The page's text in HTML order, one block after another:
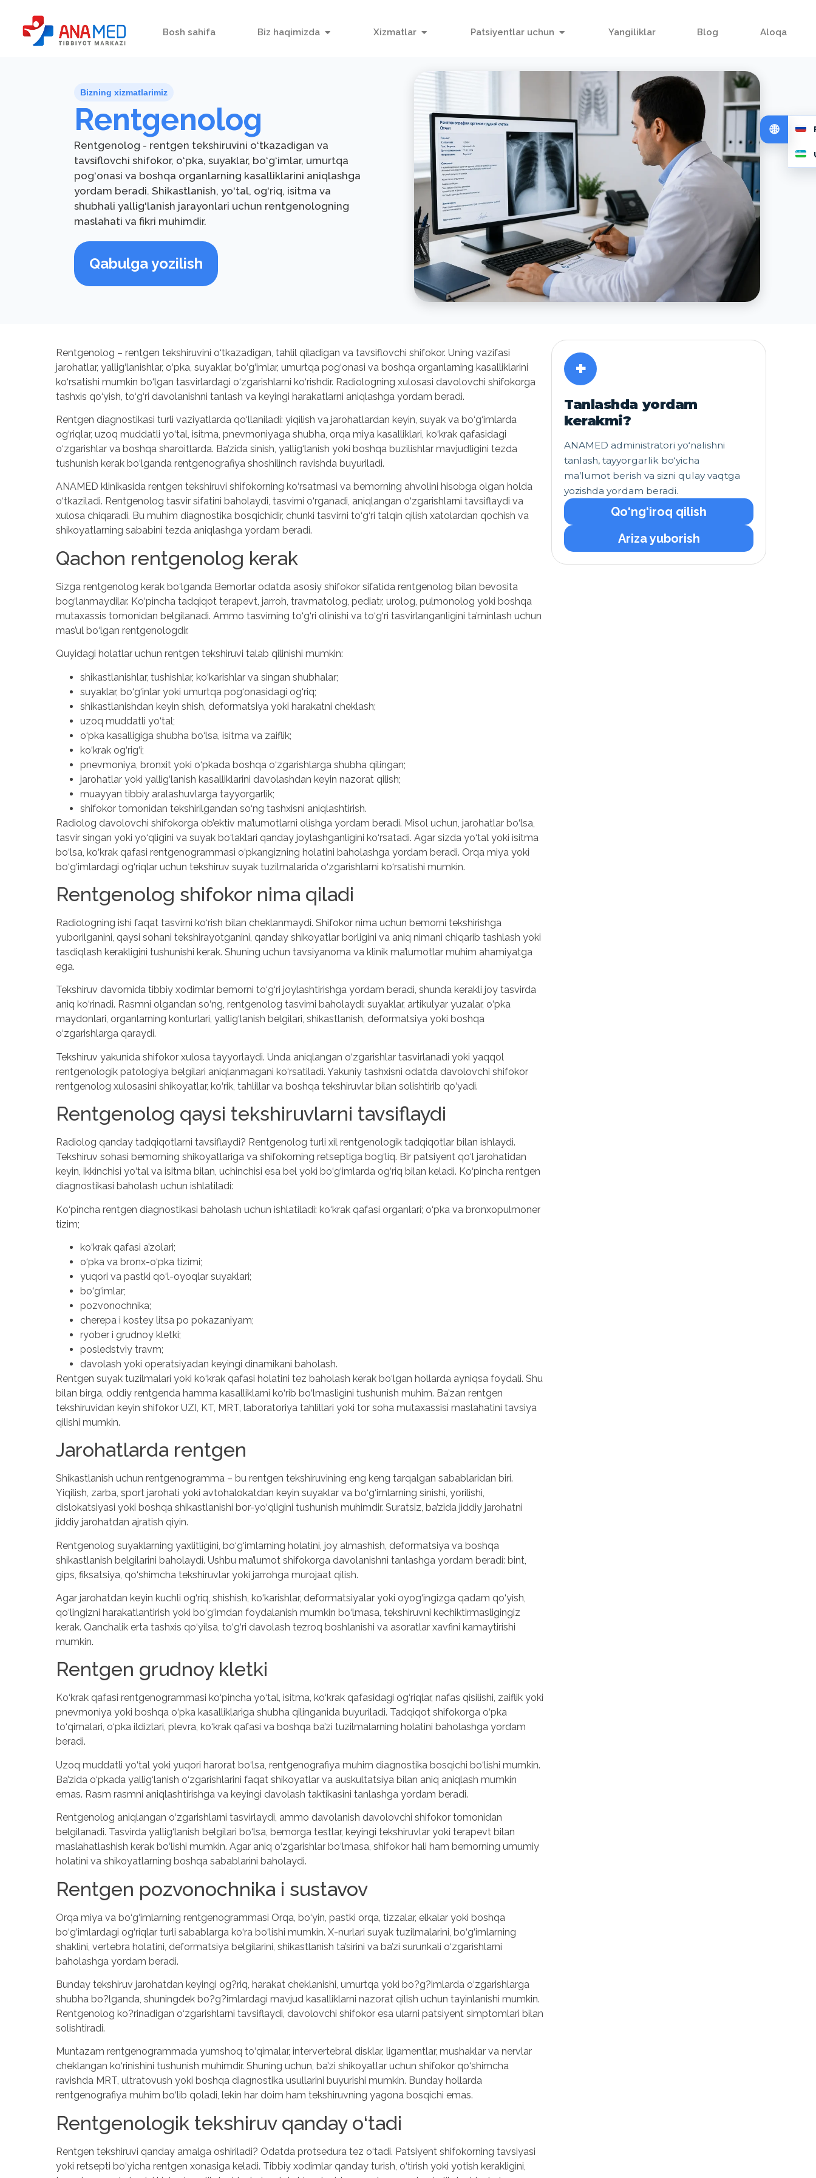
Bosh sahifa Biz haqimizda Xizmatlar Patsiyentlar uchun Yangiliklar Blog Aloqa
Bizning xizmatlarimiz
Rentgenolog
Rentgenolog - rentgen tekshiruvini o‘tkazadigan va
tavsiflovchi shifokor, o‘pka, suyaklar, bo‘g‘imlar, umurtqa
pog‘onasi va boshqa organlarning kasalliklarini aniqlashga
yordam beradi. Shikastlanish, yo‘tal, og‘riq, isitma va
shubhali yallig‘lanish jarayonlari uchun rentgenologning
maslahati va fikri muhimdir.
Qabulga yozilish
Rentgenolog – rentgen tekshiruvini o‘tkazadigan, tahlil qiladigan va tavsiflovchi shifokor. Uning vazifasi
jarohatlar, yallig‘lanishlar, o‘pka, suyaklar, bo‘g‘imlar, umurtqa pog‘onasi va boshqa organlarning kasalliklarini
ko‘rsatishi mumkin bo‘lgan tasvirlardagi o‘zgarishlarni ko‘rishdir. Radiologning xulosasi davolovchi shifokorga
tashxis qo‘yish, to‘g‘ri davolanishni tanlash va keyingi harakatlarni aniqlashga yordam beradi.
Rentgen diagnostikasi turli vaziyatlarda qo‘llaniladi: yiqilish va jarohatlardan keyin, suyak va bo‘g‘imlarda
og‘riqlar, uzoq muddatli yo‘tal, isitma, pnevmoniyaga shubha, orqa miya kasalliklari, ko‘krak qafasidagi
o‘zgarishlar va boshqa sharoitlarda. Ba’zida sinish, yallig‘lanish yoki boshqa buzilishlar mavjudligini tezda
tushunish kerak bo‘lganda rentgenografiya shoshilinch ravishda buyuriladi.
ANAMED klinikasida rentgen tekshiruvi shifokorning ko‘rsatmasi va bemorning ahvolini hisobga olgan holda
o‘tkaziladi. Rentgenolog tasvir sifatini baholaydi, tasvirni o‘rganadi, aniqlangan o‘zgarishlarni tavsiflaydi va
xulosa chiqaradi. Bu muhim diagnostika bosqichidir, chunki tasvirni to‘g‘ri talqin qilish xatolardan qochish va
shikoyatlarning sababini tezda aniqlashga yordam beradi.
Qachon rentgenolog kerak
Sizga rentgenolog kerak bo‘lganda Bemorlar odatda asosiy shifokor sifatida rentgenolog bilan bevosita
bog‘lanmaydilar. Ko‘pincha tadqiqot terapevt, jarroh, travmatolog, pediatr, urolog, pulmonolog yoki boshqa
mutaxassis tomonidan belgilanadi. Ammo tasvirning to‘g‘ri olinishi va to‘g‘ri tasvirlanganligini ta’minlash uchun
mas’ul bo‘lgan rentgenologdir.
Quyidagi holatlar uchun rentgen tekshiruvi talab qilinishi mumkin:
shikastlanishlar, tushishlar, ko‘karishlar va singan shubhalar;
suyaklar, bo‘g‘inlar yoki umurtqa pog‘onasidagi og‘riq;
shikastlanishdan keyin shish, deformatsiya yoki harakatni cheklash;
uzoq muddatli yo‘tal;
o‘pka kasalligiga shubha bo‘lsa, isitma va zaiflik;
ko‘krak og‘rig‘i;
pnevmoniya, bronxit yoki o‘pkada boshqa o‘zgarishlarga shubha qilingan;
jarohatlar yoki yallig‘lanish kasalliklarini davolashdan keyin nazorat qilish;
muayyan tibbiy aralashuvlarga tayyorgarlik;
shifokor tomonidan tekshirilgandan so‘ng tashxisni aniqlashtirish.
Radiolog davolovchi shifokorga ob’ektiv ma’lumotlarni olishga yordam beradi. Misol uchun, jarohatlar bo‘lsa,
tasvir singan yoki yo‘qligini va suyak bo‘laklari qanday joylashganligini ko‘rsatadi. Agar sizda yo‘tal yoki isitma
bo‘lsa, ko‘krak qafasi rentgenogrammasi o‘pkangizning holatini baholashga yordam beradi. Orqa miya yoki
bo‘g‘imlardagi og‘riqlar uchun tekshiruv suyak tuzilmalarida o‘zgarishlarni ko‘rsatishi mumkin.
Rentgenolog shifokor nima qiladi
Radiologning ishi faqat tasvirni ko‘rish bilan cheklanmaydi. Shifokor nima uchun bemorni tekshirishga
yuborilganini, qaysi sohani tekshirayotganini, qanday shikoyatlar borligini va aniq nimani chiqarib tashlash yoki
tasdiqlash kerakligini tushunishi kerak. Shuning uchun tavsiyanoma va klinik ma’lumotlar muhim ahamiyatga
ega.
Tekshiruv davomida tibbiy xodimlar bemorni to‘g‘ri joylashtirishga yordam beradi, shunda kerakli joy tasvirda
aniq ko‘rinadi. Rasmni olgandan so‘ng, rentgenolog tasvirni baholaydi: suyaklar, artikulyar yuzalar, o‘pka
maydonlari, organlarning konturlari, yallig‘lanish belgilari, shikastlanish, deformatsiya yoki boshqa
o‘zgarishlarga qaraydi.
Tekshiruv yakunida shifokor xulosa tayyorlaydi. Unda aniqlangan o‘zgarishlar tasvirlanadi yoki yaqqol
rentgenologik patologiya belgilari aniqlanmagani ko‘rsatiladi. Yakuniy tashxisni odatda davolovchi shifokor
rentgenolog xulosasini shikoyatlar, ko‘rik, tahlillar va boshqa tekshiruvlar bilan solishtirib qo‘yadi.
Rentgenolog qaysi tekshiruvlarni tavsiflaydi
Radiolog qanday tadqiqotlarni tavsiflaydi? Rentgenolog turli xil rentgenologik tadqiqotlar bilan ishlaydi.
Tekshiruv sohasi bemorning shikoyatlariga va shifokorning retseptiga bog‘liq. Bir patsiyent qo‘l jarohatidan
keyin, ikkinchisi yo‘tal va isitma bilan, uchinchisi esa bel yoki bo‘g‘imlarda og‘riq bilan keladi. Ko‘pincha rentgen
diagnostikasi baholash uchun ishlatiladi:
Ko‘pincha rentgen diagnostikasi baholash uchun ishlatiladi: ko‘krak qafasi organlari; o‘pka va bronxopulmoner
tizim;
ko‘krak qafasi a’zolari;
o‘pka va bronx-o‘pka tizimi;
yuqori va pastki qo‘l-oyoqlar suyaklari;
bo‘g‘imlar;
pozvonochnika;
cherepa i kostey litsa po pokazaniyam;
ryober i grudnoy kletki;
posledstviy travm;
davolash yoki operatsiyadan keyingi dinamikani baholash.
Rentgen suyak tuzilmalari yoki ko‘krak qafasi holatini tez baholash kerak bo‘lgan hollarda ayniqsa foydali. Shu
bilan birga, oddiy rentgenda hamma kasalliklarni ko‘rib bo‘lmasligini tushunish muhim. Ba’zan rentgen
tekshiruvidan keyin shifokor UZI, KT, MRT, laboratoriya tahlillari yoki tor soha mutaxassisi maslahatini tavsiya
qilishi mumkin.
Jarohatlarda rentgen
Shikastlanish uchun rentgenogramma – bu rentgen tekshiruvining eng keng tarqalgan sabablaridan biri.
Yiqilish, zarba, sport jarohati yoki avtohalokatdan keyin suyaklar va bo‘g‘imlarning sinishi, yorilishi,
dislokatsiyasi yoki boshqa shikastlanishi bor-yo‘qligini tushunish muhimdir. Suratsiz, ba’zida jiddiy jarohatni
jiddiy jarohatdan ajratish qiyin.
Rentgenolog suyaklarning yaxlitligini, bo‘g‘imlarning holatini, joy almashish, deformatsiya va boshqa
shikastlanish belgilarini baholaydi. Ushbu ma’lumot shifokorga davolanishni tanlashga yordam beradi: bint,
gips, fiksatsiya, qo‘shimcha tekshiruvlar yoki jarrohga murojaat qilish.
Agar jarohatdan keyin kuchli og‘riq, shishish, ko‘karishlar, deformatsiyalar yoki oyog‘ingizga qadam qo‘yish,
qo‘lingizni harakatlantirish yoki bo‘g‘imdan foydalanish mumkin bo‘lmasa, tekshiruvni kechiktirmasligingiz
kerak. Qanchalik erta tashxis qo‘yilsa, to‘g‘ri davolash tezroq boshlanishi va asoratlar xavfini kamaytirishi
mumkin.
Rentgen grudnoy kletki
Ko‘krak qafasi rentgenogrammasi ko‘pincha yo‘tal, isitma, ko‘krak qafasidagi og‘riqlar, nafas qisilishi, zaiflik yoki
pnevmoniya yoki boshqa o‘pka kasalliklariga shubha qilinganida buyuriladi. Tadqiqot shifokorga o‘pka
to‘qimalari, o‘pka ildizlari, plevra, ko‘krak qafasi va boshqa ba’zi tuzilmalarning holatini baholashga yordam
beradi.
Uzoq muddatli yo‘tal yoki yuqori harorat bo‘lsa, rentgenografiya muhim diagnostika bosqichi bo‘lishi mumkin.
Ba’zida o‘pkada yallig‘lanish o‘zgarishlarini faqat shikoyatlar va auskultatsiya bilan aniq aniqlash mumkin
emas. Rasm rasmni aniqlashtirishga va keyingi davolash taktikasini tanlashga yordam beradi.
Rentgenolog aniqlangan o‘zgarishlarni tasvirlaydi, ammo davolanish davolovchi shifokor tomonidan
belgilanadi. Tasvirda yallig‘lanish belgilari bo‘lsa, bemorga testlar, keyingi tekshiruvlar yoki terapevt bilan
maslahatlashish kerak bo‘lishi mumkin. Agar aniq o‘zgarishlar bo‘lmasa, shifokor hali ham bemorning umumiy
holatini va shikoyatlarning boshqa sabablarini baholaydi.
Rentgen pozvonochnika i sustavov
Orqa miya va bo‘g‘imlarning rentgenogrammasi Orqa, bo‘yin, pastki orqa, tizzalar, elkalar yoki boshqa
bo‘g‘imlardagi og‘riqlar turli sabablarga ko‘ra bo‘lishi mumkin. X-nurlari suyak tuzilmalarini, bo‘g‘imlarning
shaklini, vertebra holatini, deformatsiya belgilarini, shikastlanish ta’sirini va ba’zi surunkali o‘zgarishlarni
baholashga yordam beradi.
Bunday tekshiruv jarohatdan keyingi og?riq, harakat cheklanishi, umurtqa yoki bo?g?imlarda o‘zgarishlarga
shubha bo?lganda, shuningdek bo?g?imlardagi mavjud kasalliklarni nazorat qilish uchun tayinlanishi mumkin.
Rentgenolog ko?rinadigan o‘zgarishlarni tavsiflaydi, davolovchi shifokor esa ularni patsiyent simptomlari bilan
solishtiradi.
Muntazam rentgenogrammada yumshoq to‘qimalar, intervertebral disklar, ligamentlar, mushaklar va nervlar
cheklangan ko‘rinishini tushunish muhimdir. Shuning uchun, ba’zi shikoyatlar uchun shifokor qo‘shimcha
ravishda MRT, ultratovush yoki boshqa diagnostika usullarini buyurishi mumkin. Bunday hollarda
rentgenografiya muhim bo‘lib qoladi, lekin har doim ham tekshiruvning yagona bosqichi emas.
Rentgenologik tekshiruv qanday o‘tadi
Rentgen tekshiruvi qanday amalga oshiriladi? Odatda protsedura tez o‘tadi. Patsiyent shifokorning tavsiyasi
yoki retsepti bo‘yicha rentgen xonasiga keladi. Tibbiy xodimlar qanday turish, o‘tirish yoki yotish kerakligini,
+
Tanlashda yordam
kerakmi?
ANAMED administratori yo‘nalishni
tanlash, tayyorgarlik bo‘yicha
ma’lumot berish va sizni qulay vaqtga
yozishda yordam beradi.
Qo‘ng‘iroq qilish
Ariza yuborish